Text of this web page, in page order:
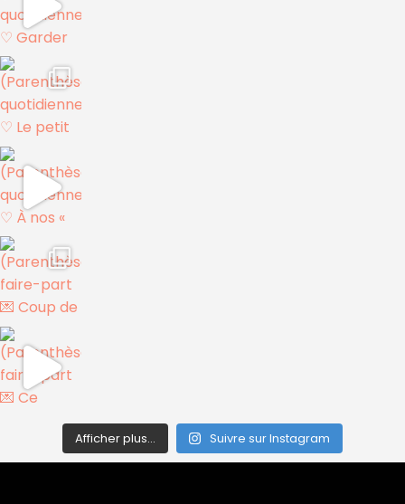
Afficher plus... Suivre sur Instagram